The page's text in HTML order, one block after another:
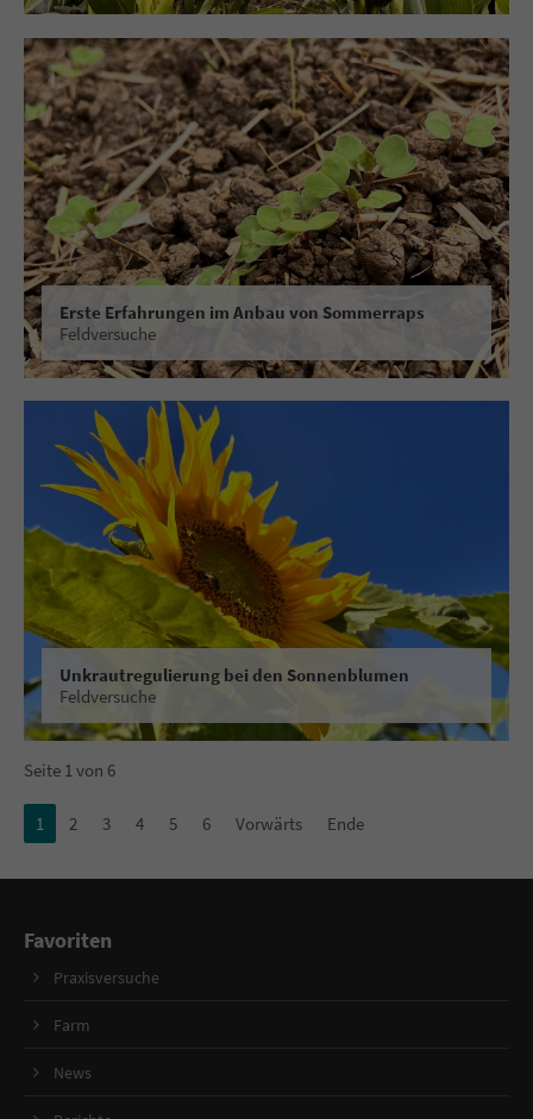
Erste Erfahrungen im Anbau von Sommerraps
Feldversuche
Unkrautregulierung bei den Sonnenblumen
Feldversuche
Seite 1 von 6
1 2 3 4 5 6 Vorwärts Ende
Favoriten
Praxisversuche
Farm
News